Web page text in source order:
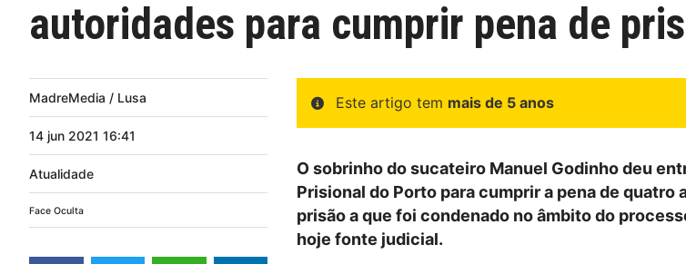
autoridades para cumprir pena de
MadreMedia / Lusa
14 jun 2021 16:41
Atualidade
Face Oculta
Este artigo tem mais de 5 anos
O sobrinho do sucateiro Manuel Godinho deu
Prisional do Porto para cumprir a pena de quatro
prisão a que foi condenado no âmbito do
hoje fonte judicial.